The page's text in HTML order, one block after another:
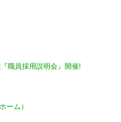
職員採用説明会』開催!
ーム）